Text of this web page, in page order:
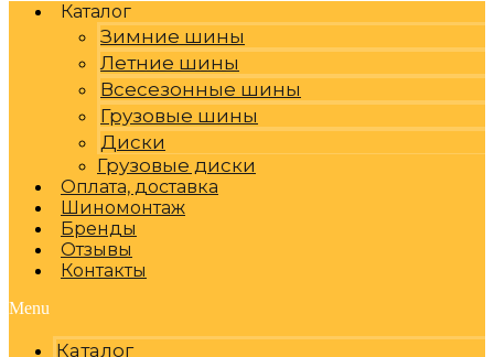
Каталог
Зимние шины
Летние шины
Всесезонные шины
Грузовые шины
Диски
Грузовые диски
Оплата, доставка
Шиномонтаж
Бренды
Отзывы
Контакты
Menu
Каталог